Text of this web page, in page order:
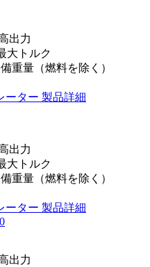
出力
大トルク
重量（燃料を除く）
ーター 製品詳細
出力
大トルク
重量（燃料を除く）
ーター 製品詳細
出力